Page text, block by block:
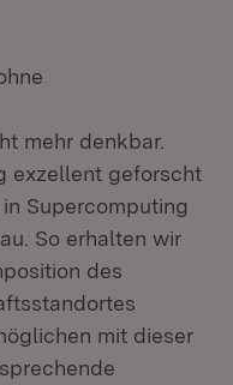
mehr denkbar.
exzellent geforscht
Supercomputing
So erhalten wir
des
mit dieser